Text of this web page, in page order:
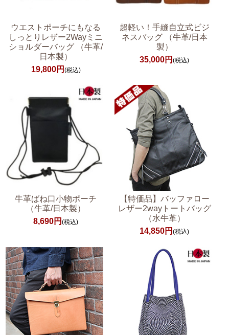
ウエストポーチにもなる
しっとりレザー2Wayミニ
ショルダーバッグ （牛革/
日本製）
19,800円 (税込)
超軽い！手縫自立式ビジ
ネスバッグ （牛革/日本
製）
35,000円(税込)
牛革ばね口小物ポーチ
（牛革/日本製）
8,690円(税込)
【特価品】バッファロー
レザー2wayトートバッグ
（水牛革）
14,850円(税込)